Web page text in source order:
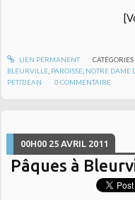
LIEN PERMANENT CATÉGORIES
BLEURVILLE PAROISSE NOTRE DAME
PETITJEAN
0 COMMENTAIRE
00H00 25 AVRIL 2011
Pâques à